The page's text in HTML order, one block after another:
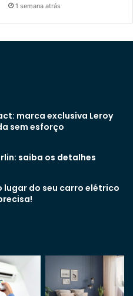
1 semana atrás
marca exclusiva Leroy
sem esforço
saiba os detalhes
lugar do seu carro elétrico